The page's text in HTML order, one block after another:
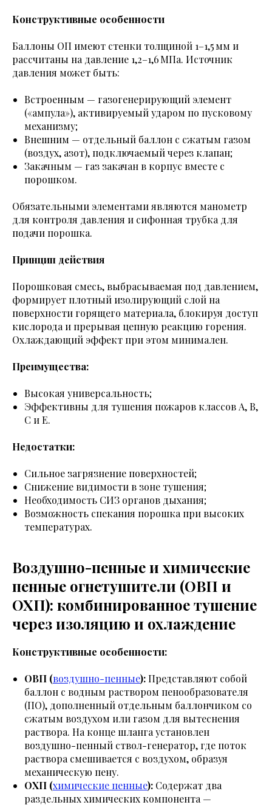
Конструктивные особенности
Баллоны ОП имеют стенки толщиной 1–1,5 мм и
рассчитаны на давление 1,2–1,6 МПа. Источник
давления может быть:
Встроенным — газогенерирующий элемент
(«ампула»), активируемый ударом по пусковому
механизму;
Внешним — отдельный баллон с сжатым газом
(воздух, азот), подключаемый через клапан;
Закачным — газ закачан в корпус вместе с
порошком.
Обязательными элементами являются манометр
для контроля давления и сифонная трубка для
подачи порошка.
Принцип действия
Порошковая смесь, выбрасываемая под давлением,
формирует плотный изолирующий слой на
поверхности горящего материала, блокируя доступ
кислорода и прерывая цепную реакцию горения.
Охлаждающий эффект при этом минимален.
Преимущества:
Высокая универсальность;
Эффективны для тушения пожаров классов A, B,
C и E.
Недостатки:
Сильное загрязнение поверхностей;
Снижение видимости в зоне тушения;
Необходимость СИЗ органов дыхания;
Возможность спекания порошка при высоких
температурах.
Воздушно-пенные и химические
пенные огнетушители (ОВП и
ОХП): комбинированное тушение
через изоляцию и охлаждение
Конструктивные особенности:
ОВП (воздушно-пенные):Представляют собой
баллон с водным раствором пенообразователя
(ПО), дополненный отдельным баллончиком со
сжатым воздухом или газом для вытеснения
раствора. На конце шланга установлен
воздушно-пенный ствол-генератор, где поток
раствора смешивается с воздухом, образуя
механическую пену.
ОХП (химические пенные): Содержат два
раздельных химических компонента —